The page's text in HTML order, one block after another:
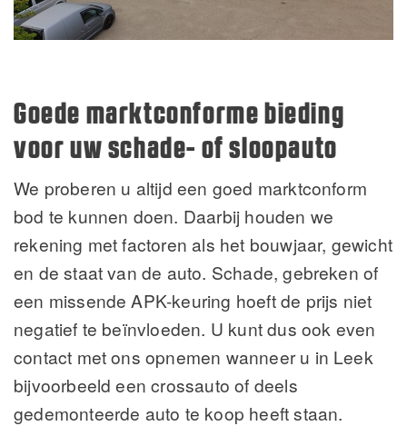
Goede marktconforme bieding
voor uw schade- of sloopauto
We proberen u altijd een goed marktconform
bod te kunnen doen. Daarbij houden we
rekening met factoren als het bouwjaar, gewicht
en de staat van de auto. Schade, gebreken of
een missende APK-keuring hoeft de prijs niet
negatief te beïnvloeden. U kunt dus ook even
contact met ons opnemen wanneer u in Leek
bijvoorbeeld een crossauto of deels
gedemonteerde auto te koop heeft staan.